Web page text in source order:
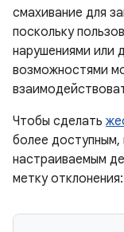
смахивание для
поскольку
нарушениями или
возможностями
Чтобы сделать
более доступным,
настраиваемым
метку отклонения: